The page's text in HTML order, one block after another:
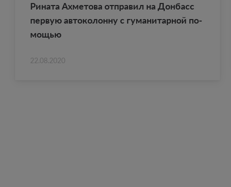
Ри­на­та Ах­ме­то­ва от­пра­вил на Дон­басс
первую ав­то­ко­лон­ну с гу­ма­ни­тар­ной по­
мо­щью
22.08.2020